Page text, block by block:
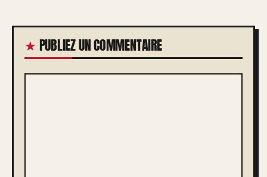
PUBLIEZ UN COMMENTAIRE
COMMENTAIRE